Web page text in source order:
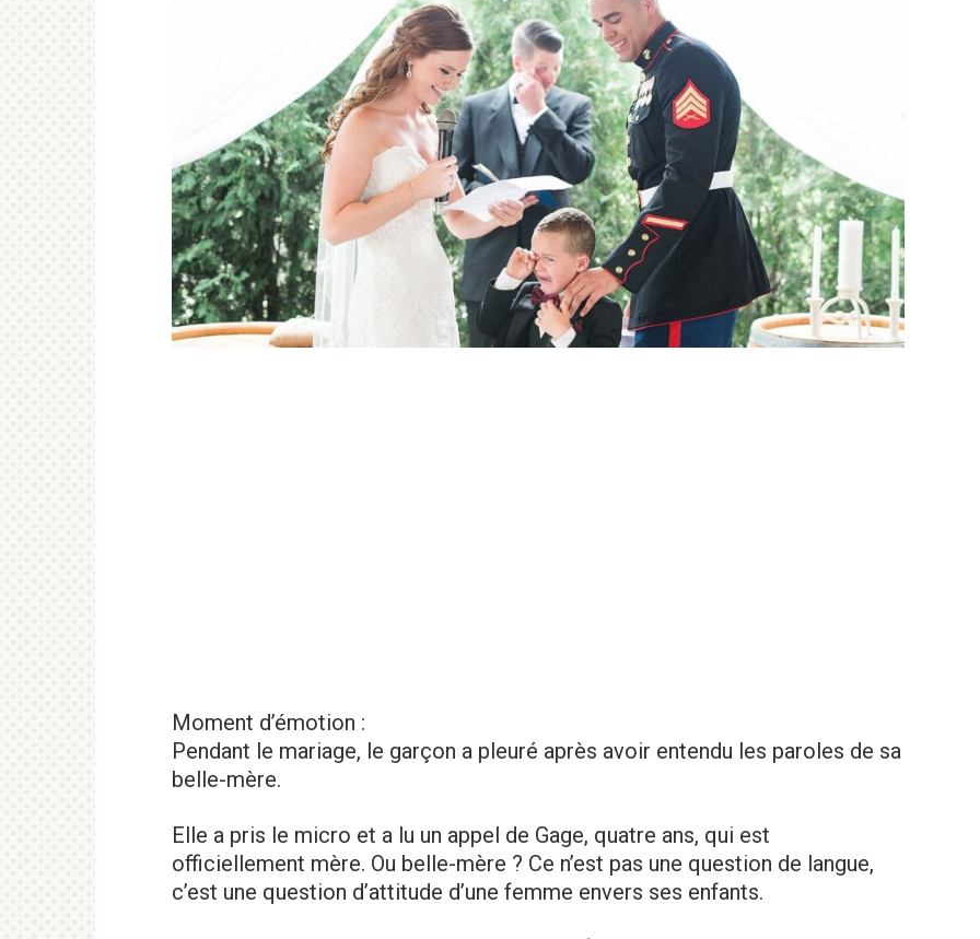
Moment d’émotion :
Pendant le mariage, le garçon a pleuré après avoir entendu les paroles de sa
belle-mère.
Elle a pris le micro et a lu un appel de Gage, quatre ans, qui est
officiellement mère. Ou belle-mère ? Ce n’est pas une question de langue,
c’est une question d’attitude d’une femme envers ses enfants.